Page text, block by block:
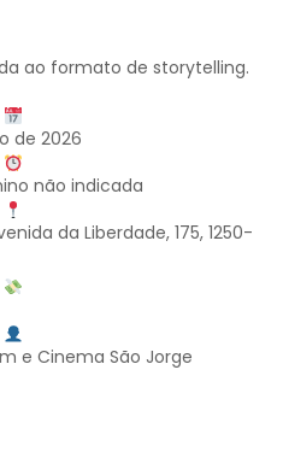
ao formato de storytelling.
de 2026
não indicada
da Liberdade, 175, 1250-
e Cinema São Jorge